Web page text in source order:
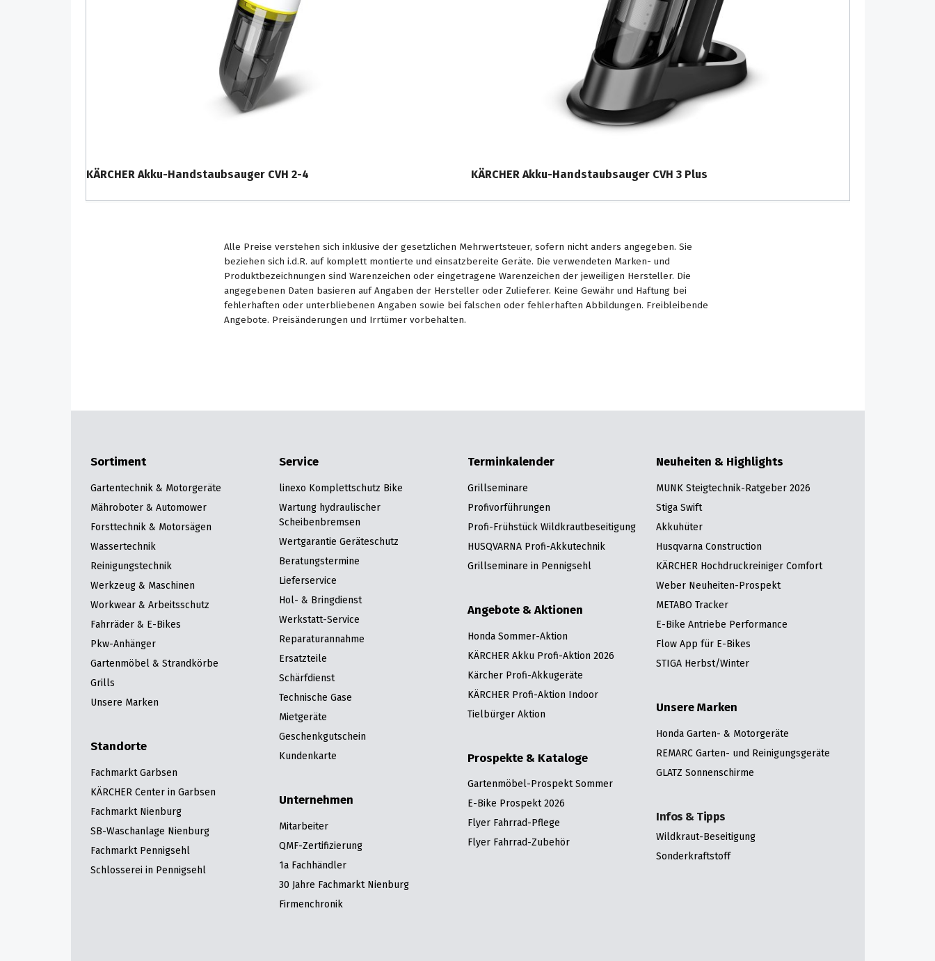
KÄRCHER Akku-Handstaubsauger CVH 2-4 KÄRCHER Akku-Handstaubsauger CVH 3 Plus
Alle Preise verstehen sich inklusive der gesetzlichen Mehrwertsteuer, sofern nicht anders angegeben. Sie
beziehen sich i.d.R. auf komplett montierte und einsatzbereite Geräte. Die verwendeten Marken- und
Produktbezeichnungen sind Warenzeichen oder eingetragene Warenzeichen der jeweiligen Hersteller. Die
angegebenen Daten basieren auf Angaben der Hersteller oder Zulieferer. Keine Gewähr und Haftung bei
fehlerhaften oder unterbliebenen Angaben sowie bei falschen oder fehlerhaften Abbildungen. Freibleibende
Angebote. Preisänderungen und Irrtümer vorbehalten.
Sortiment
Gartentechnik & Motorgeräte
Mähroboter & Automower
Forsttechnik & Motorsägen
Wassertechnik
Reinigungstechnik
Werkzeug & Maschinen
Workwear & Arbeitsschutz
Fahrräder & E-Bikes
Pkw-Anhänger
Gartenmöbel & Strandkörbe
Grills
Unsere Marken
Standorte
Fachmarkt Garbsen
KÄRCHER Center in Garbsen
Fachmarkt Nienburg
SB-Waschanlage Nienburg
Fachmarkt Pennigsehl
Schlosserei in Pennigsehl
Service
linexo Komplettschutz Bike
Wartung hydraulischer
Scheibenbremsen
Wertgarantie Geräteschutz
Beratungstermine
Lieferservice
Hol- & Bringdienst
Werkstatt-Service
Reparaturannahme
Ersatzteile
Schärfdienst
Technische Gase
Mietgeräte
Geschenkgutschein
Kundenkarte
Unternehmen
Mitarbeiter
QMF-Zertifizierung
1a Fachhändler
30 Jahre Fachmarkt Nienburg
Firmenchronik
Terminkalender
Grillseminare
Profivorführungen
Profi-Frühstück Wildkrautbeseitigung
HUSQVARNA Profi-Akkutechnik
Grillseminare in Pennigsehl
Angebote & Aktionen
Honda Sommer-Aktion
KÄRCHER Akku Profi-Aktion 2026
Kärcher Profi-Akkugeräte
KÄRCHER Profi-Aktion Indoor
Tielbürger Aktion
Prospekte & Kataloge
Gartenmöbel-Prospekt Sommer
E-Bike Prospekt 2026
Flyer Fahrrad-Pflege
Flyer Fahrrad-Zubehör
Neuheiten & Highlights
MUNK Steigtechnik-Ratgeber 2026
Stiga Swift
Akkuhüter
Husqvarna Construction
KÄRCHER Hochdruckreiniger Comfort
Weber Neuheiten-Prospekt
METABO Tracker
E-Bike Antriebe Performance
Flow App für E-Bikes
STIGA Herbst/Winter
Unsere Marken
Honda Garten- & Motorgeräte
REMARC Garten- und Reinigungsgeräte
GLATZ Sonnenschirme
Infos & Tipps
Wildkraut-Beseitigung
Sonderkraftstoff